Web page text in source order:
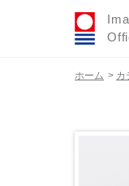
ホーム > カ